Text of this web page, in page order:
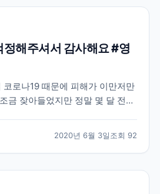
정해주셔서 감사해요 #영
로나19 때문에 피해가 이만저만
금 잦아들었지만 정말 몇 달 전까
을 유지하고 있는데요. 학생분들
럽기도 하고 무섭기도 하실 거예
2020년 6월 3일조회 92